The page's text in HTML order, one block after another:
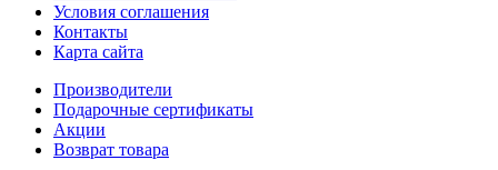
Условия соглашения
Контакты
Карта сайта
Производители
Подарочные сертификаты
Акции
Возврат товара